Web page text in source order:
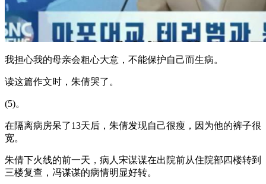
我担心我的母亲会粗心大意，不能保护自己而生病。
读这篇作文时，朱倩哭了。
(5)。
在隔离病房呆了13天后，朱倩发现自己很瘦，因为他的裤子很
宽。
朱倩下火线的前一天，病人宋谋谋在出院前从住院部四楼转到
三楼复查，冯谋谋的病情明显好转。